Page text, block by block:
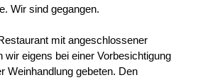
Wir sind gegangen.
mit angeschlossener
wir eigens bei einer Vorbesichtigung
Weinhandlung gebeten. Den